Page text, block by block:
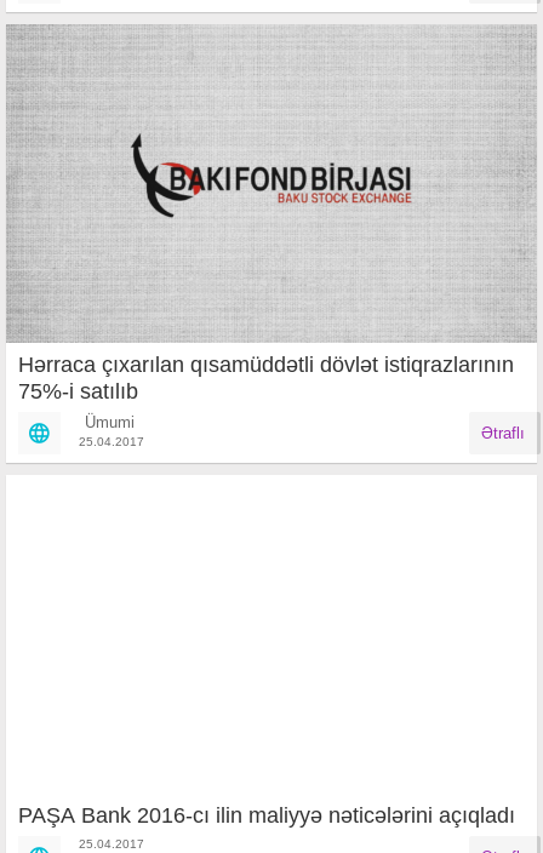
Hərraca çıxarılan qısamüddətli dövlət istiqrazlarının
75%-i satılıb
Ümumi
25.04.2017 Ətraflı
PAŞA Bank 2016-cı ilin maliyyə nəticələrini açıqladı
25.04.2017